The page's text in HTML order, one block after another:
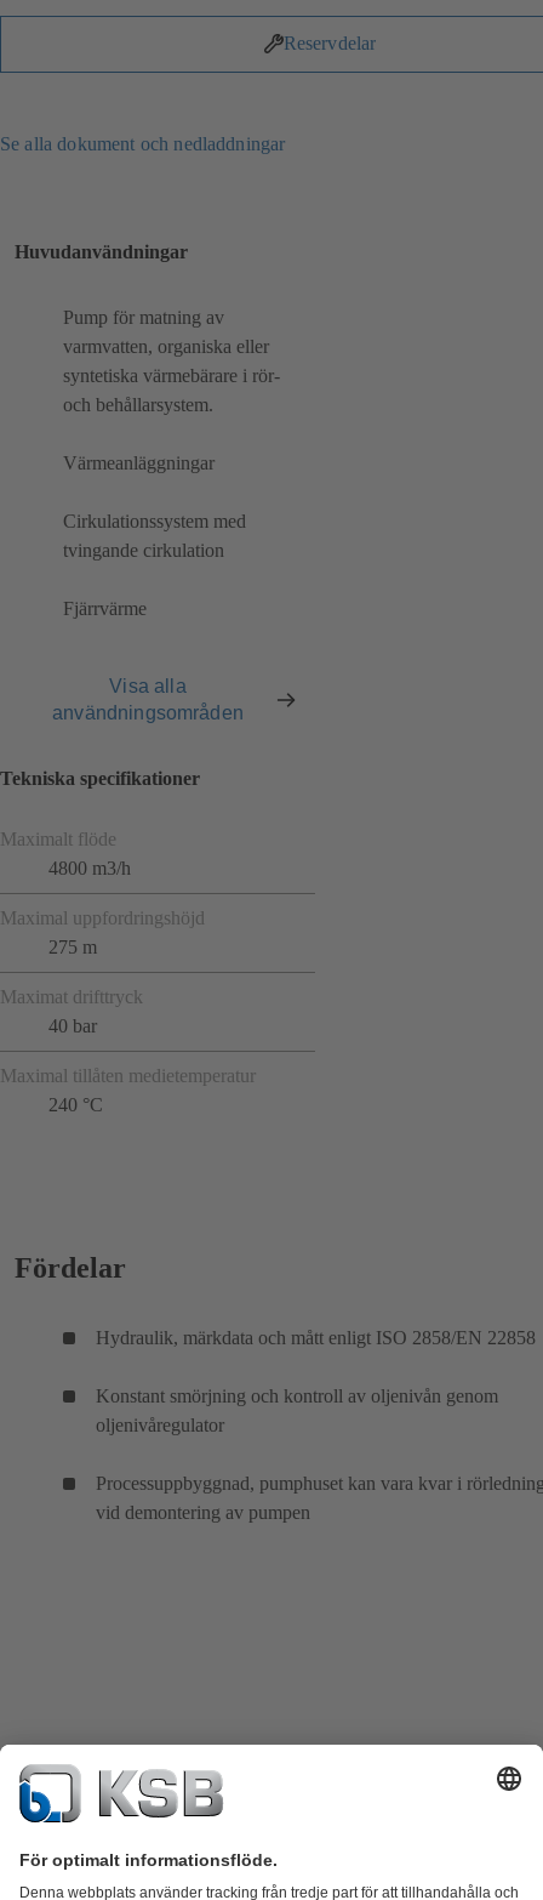
Reservdelar
Se alla dokument och nedladdningar
Huvudanvändningar
Pump för matning av
varmvatten, organiska eller
syntetiska värmebärare i rör-
och behållarsystem.
Värmeanläggningar
Cirkulationssystem med
tvingande cirkulation
Fjärrvärme
Visa alla
användningsområden
Tekniska specifikationer
Maximalt flöde
4800 m3/h
Maximal uppfordringshöjd
275 m
Maximat drifttryck
40 bar
Maximal tillåten medietemperatur
240 °C
Fördelar
Hydraulik, märkdata och mått enligt ISO 2858/EN 22858
Konstant smörjning och kontroll av oljenivån genom
oljenivåregulator
Processuppbyggnad, pumphuset kan vara kvar i
vid demontering av pumpen